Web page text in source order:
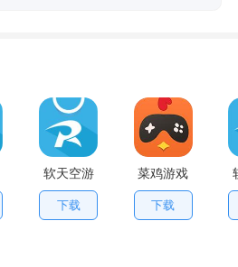
软天空游
戏大全
App
下载
菜鸡游戏
不用排队
版
下载